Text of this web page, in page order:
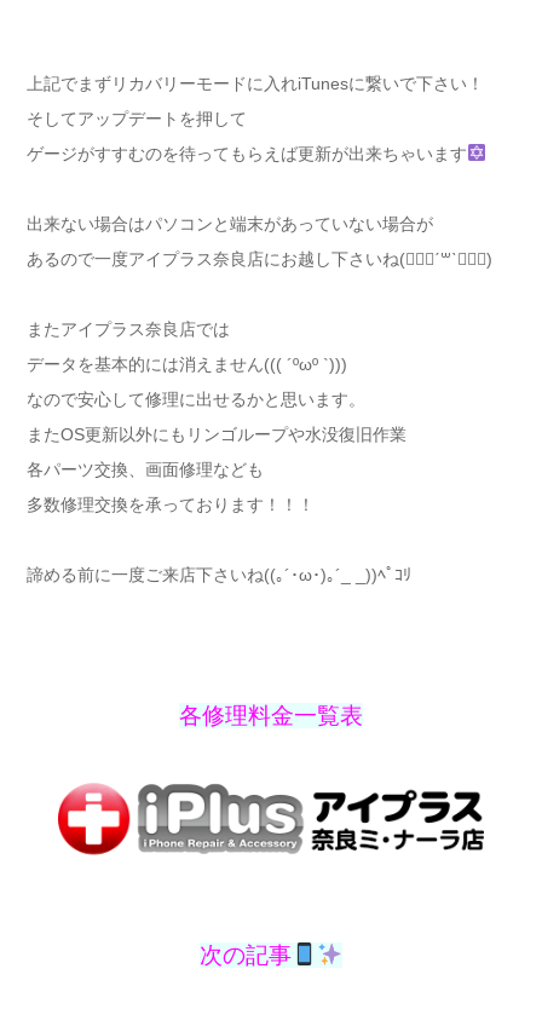
上記でまずリカバリーモードに入れiTunesに繋いで下さい！
そしてアップデートを押して
ゲージがすすむのを待ってもらえば更新が出来ちゃいます
出来ない場合はパソコンと端末があっていない場合が
あるので一度アイプラス奈良店にお越し下さいね(๑⃙⃘ˊ꒳​ˋ๑⃙⃘)
またアイプラス奈良店では
データを基本的には消えません((( ´ºωº `)))
なので安心して修理に出せるかと思います。
またOS更新以外にもリンゴループや水没復旧作業
各パーツ交換、画面修理なども
多数修理交換を承っております！！！
諦める前に一度ご来店下さいね((｡´･ω･)｡´_ _))ﾍﾟｺﾘ
各修理料金一覧表
次の記事